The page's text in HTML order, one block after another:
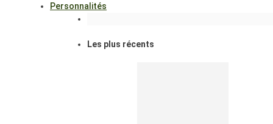
Personnalités
Les plus récents